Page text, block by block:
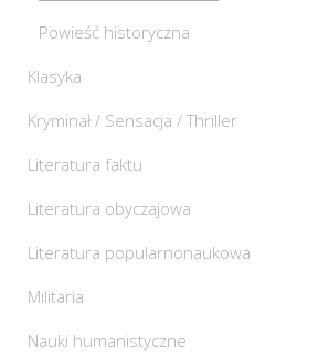
Powieść historyczna
Klasyka
Kryminał / Sensacja / Thriller
Literatura faktu
Literatura obyczajowa
Literatura popularnonaukowa
Militaria
Nauki humanistyczne